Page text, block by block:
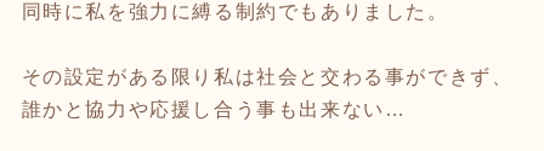
同時に私を強力に縛る制約でもありました。
その設定がある限り私は社会と交わる事ができず、
誰かと協力や応援し合う事も出来ない…